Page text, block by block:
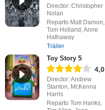
Director: Christopher
Nolan
Reparto Matt Damon,
Tom Holland, Anne
Hathaway
Tráiler
Toy Story 5
4,0
Director: Andrew
Stanton, McKenna
Harris
Reparto Tom Hanks,